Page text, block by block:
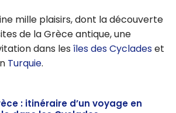
mille plaisirs, dont la découverte
de la Grèce antique, une
dans les îles des Cycladeset
Turquie.
: itinéraire d’un voyage en